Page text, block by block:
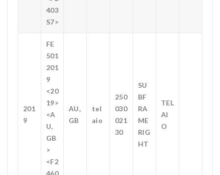
403
S7>
201
9
FE
501
201
9
<20
19>
<A
U,
GB
>
<F2
460
AU,
GB
tel
aio
250
030
021
30
SU
BF
RA
ME
RIG
HT
TEL
AI
O